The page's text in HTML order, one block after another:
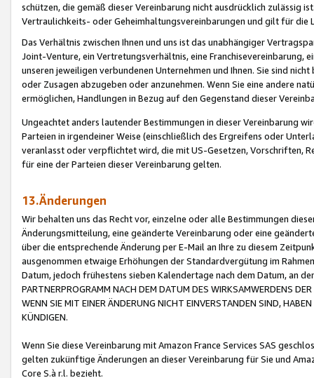
schützen, die gemäß dieser Vereinbarung nicht ausdrücklich zulässig
Vertraulichkeits- oder Geheimhaltungsvereinbarungen und gilt für die
Das Verhältnis zwischen Ihnen und uns ist das unabhängiger
Joint-Venture, ein Vertretungsverhältnis, eine Franchisevereinbarung,
unseren jeweiligen verbundenen Unternehmen und Ihnen. Sie sind
oder Zusagen abzugeben oder anzunehmen. Wenn Sie eine andere
ermöglichen, Handlungen in Bezug auf den Gegenstand dieser
Ungeachtet anders lautender Bestimmungen in dieser Vereinbarung
Parteien in irgendeiner Weise (einschließlich des Ergreifens oder
veranlasst oder verpflichtet wird, die mit US-Gesetzen, Vorschriften,
für eine der Parteien dieser Vereinbarung gelten.
13.Änderungen
Wir behalten uns das Recht vor, einzelne oder alle Bestimmungen
Änderungsmitteilung, eine geänderte Vereinbarung oder eine
über die entsprechende Änderung per E-Mail an Ihre zu diesem
ausgenommen etwaige Erhöhungen der Standardvergütung im
Datum, jedoch frühestens sieben Kalendertage nach dem Datum, an
PARTNERPROGRAMM NACH DEM DATUM DES WIRKSAMWERDENS
WENN SIE MIT EINER ÄNDERUNG NICHT EINVERSTANDEN SIND,
KÜNDIGEN.
Wenn Sie diese Vereinbarung mit Amazon France Services SAS
gelten zukünftige Änderungen an dieser Vereinbarung für Sie und
Core S.à r.l. bezieht.